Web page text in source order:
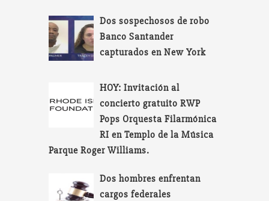
Dos sospechosos de robo
Banco Santander
capturados en New York
HOY: Invitación al
concierto gratuito RWP
Pops Orquesta Filarmónica
RI en Templo de la Música
Parque Roger Williams.
Dos hombres enfrentan
cargos federales